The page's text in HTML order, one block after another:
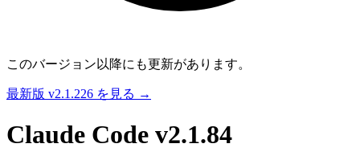
このバージョン以降にも更新があります。
最新版 v2.1.226 を見る →
Claude Code v2.1.84